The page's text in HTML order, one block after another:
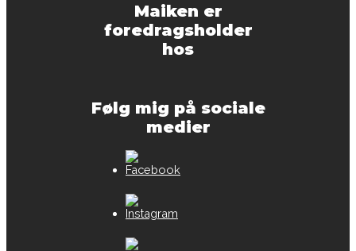
Maiken er
foredragsholder
hos
Følg mig på sociale
medier